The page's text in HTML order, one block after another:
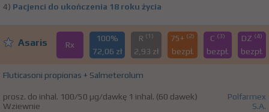
4) Pacjenci do ukończenia 18 roku życia
Asaris Rx
100%
72,06 zł
R (1)
2,93 zł
75+ (2)
bezpł.
C (3)
bezpł.
DZ (4)
bezpł.
Fluticasoni propionas + Salmeterolum
prosz. do inhal. 100/50 µg/dawkę 1 inhal. (60 dawek)
Wziewnie
Polfarmex
S.A.